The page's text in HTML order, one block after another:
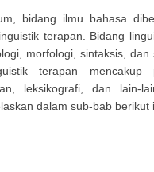
bidang ilmu bahasa
terapan. Bidang
morfologi, sintaksis, dan
terapan mencakup
leksikografi, dan lain-
dalam sub-bab berikut